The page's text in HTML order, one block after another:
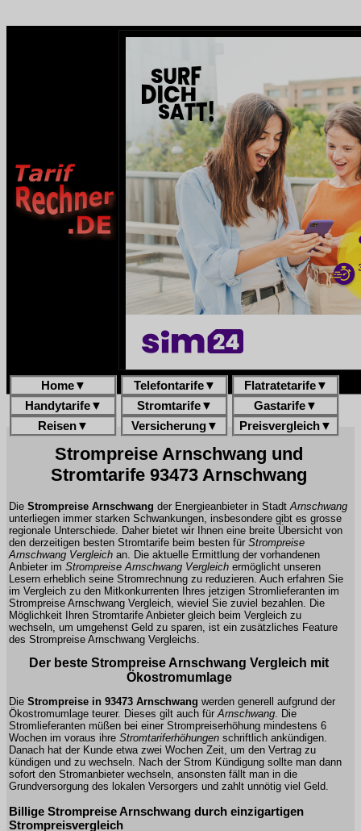
Home▼ Telefontarife▼ Flatratetarife▼
Handytarife▼ Stromtarife▼ Gastarife▼
Reisen▼ Versicherung▼ Preisvergleich▼
Strompreise Arnschwang und
Stromtarife 93473 Arnschwang
Die Strompreise Arnschwang der Energieanbieter in Stadt Arnschwang
unterliegen immer starken Schwankungen, insbesondere gibt es grosse
regionale Unterschiede. Daher bietet wir Ihnen eine breite Übersicht von
den derzeitigen besten Stromtarife beim besten für Strompreise
Arnschwang Vergleich an. Die aktuelle Ermittlung der vorhandenen
Anbieter im Strompreise Arnschwang Vergleich ermöglicht unseren
Lesern erheblich seine Stromrechnung zu reduzieren. Auch erfahren Sie
im Vergleich zu den Mitkonkurrenten Ihres jetzigen Stromlieferanten im
Strompreise Arnschwang Vergleich, wieviel Sie zuviel bezahlen. Die
Möglichkeit Ihren Stromtarife Anbieter gleich beim Vergleich zu
wechseln, um umgehenst Geld zu sparen, ist ein zusätzliches Feature
des Strompreise Arnschwang Vergleichs.
Der beste Strompreise Arnschwang Vergleich mit
Ökostromumlage
Die Strompreise in 93473 Arnschwang werden generell aufgrund der
Ökostromumlage teurer. Dieses gilt auch für Arnschwang . Die
Stromlieferanten müßen bei einer Strompreiserhöhung mindestens 6
Wochen im voraus ihre Stromtariferhöhungen schriftlich ankündigen.
Danach hat der Kunde etwa zwei Wochen Zeit, um den Vertrag zu
kündigen und zu wechseln. Nach der Strom Kündigung sollte man dann
sofort den Stromanbieter wechseln, ansonsten fällt man in die
Grundversorgung des lokalen Versorgers und zahlt unnötig viel Geld.
Billige Strompreise Arnschwang durch einzigartigen
Strompreisvergleich